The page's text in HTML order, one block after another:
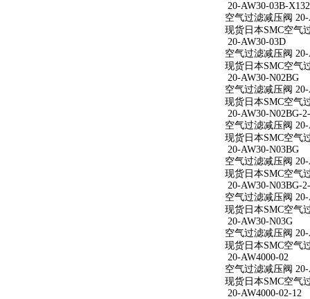
20-AW30-03B-X132
空气过滤减压阀
现货日本SMC空气
20-AW30-03D
空气过滤减压阀
现货日本SMC空气
20-AW30-N02BG
空气过滤减压阀
现货日本SMC空气
20-AW30-N02BG-
空气过滤减压阀
现货日本SMC空气
20-AW30-N03BG
空气过滤减压阀
现货日本SMC空气
20-AW30-N03BG-
空气过滤减压阀
现货日本SMC空气
20-AW30-N03G
空气过滤减压阀
现货日本SMC空气
20-AW4000-02
空气过滤减压阀 20-
现货日本SMC空气
20-AW4000-02-12